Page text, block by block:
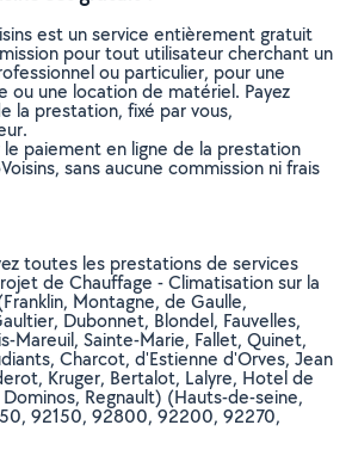
est un service entièrement gratuit
pour tout utilisateur cherchant un
ou particulier, pour une
ou une location de matériel. Payez
la prestation, fixé par vous,
le paiement en ligne de la prestation
sans aucune commission ni frais
toutes les prestations de services
de Chauffage - Climatisation sur la
Montagne, de Gaulle,
Dubonnet, Blondel, Fauvelles,
Mareuil, Sainte-Marie, Fallet, Quinet,
Charcot, d'Estienne d'Orves, Jean
Kruger, Bertalot, Lalyre, Hotel de
Regnault) (Hauts-de-seine,
92150, 92800, 92200, 92270,